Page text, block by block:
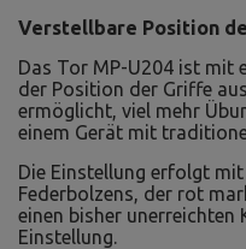
Verstellbare Position
Das Tor MP-U204 ist mit
der Position der Griffe
ermöglicht, viel mehr
einem Gerät mit
Die Einstellung erfolgt
Federbolzens, der rot
einen bisher
Einstellung.